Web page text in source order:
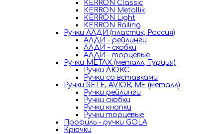
KERRON Classic
KERRON Metallik
KERRON Light
KERRON Railing
Ручки АЛДИ (пластик, Россия)
АЛДИ - рейлинги
АЛДИ - скобки
АЛДИ - торцевые
Ручки METAX (металл, Турция)
Ручки ЛЮКС
Ручки со вставками
Ручки SETE, AVIOR, MF (металл)
Ручки рейлинги
Ручки скобки
Ручки кнопки
Ручки торцевые
Профиль - ручки GOLA
Крючки